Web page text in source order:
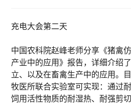
充电大会第二天
中国农科院赵峰老师分享《猪禽
产业中的应用》报告，详细介绍
立、以及在畜禽生产中的应用。
牧医所联合实验室可实现：通过
饲用活性物质的耐湿热、耐强剪